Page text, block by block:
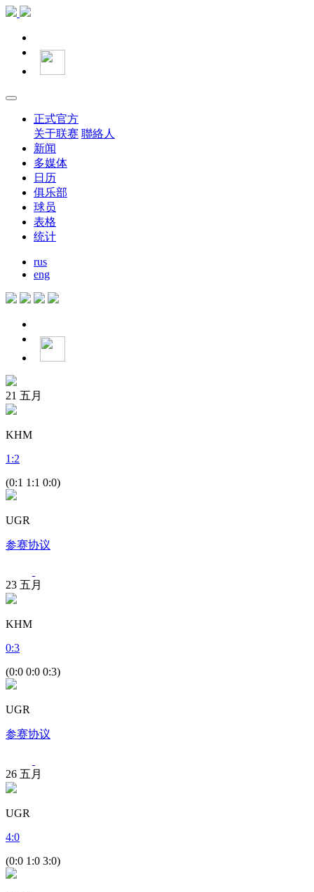
正式官方
关于联赛 聯絡人
新闻
多媒体
日历
俱乐部
球员
表格
统计
rus
eng
21 五月
KHM
1 :2
(0:1 1:1 0:0)
UGR
参赛协议
23 五月
KHM
0:3
(0:0 0:0 0:3)
UGR
参赛协议
26 五月
UGR
4:0
(0:0 1:0 3:0)